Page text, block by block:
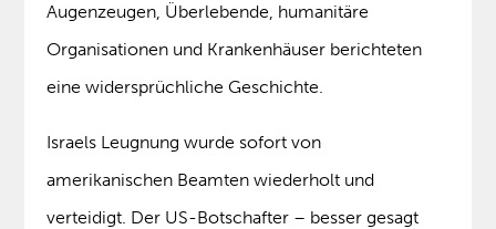
Augenzeugen, Überlebende, humanitäre
Organisationen und Krankenhäuser berichteten
eine widersprüchliche Geschichte.
Israels Leugnung wurde sofort von
amerikanischen Beamten wiederholt und
verteidigt. Der US-Botschafter – besser gesagt